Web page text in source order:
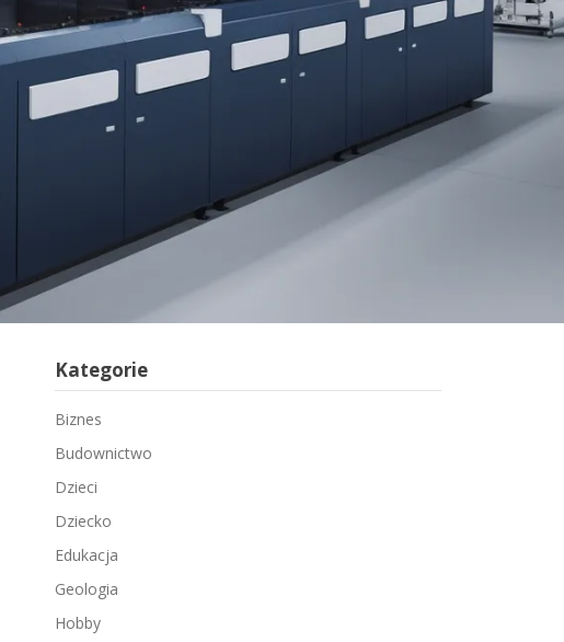
Kategorie
Biznes
Budownictwo
Dzieci
Dziecko
Edukacja
Geologia
Hobby